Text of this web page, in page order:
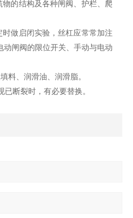
的结构及各种闸阀、护栏、爬
做启闭实验，丝杠应常常加注
闸阀的限位开关、手动与电动
、润滑油、润滑脂。
断裂时，有必要替换。